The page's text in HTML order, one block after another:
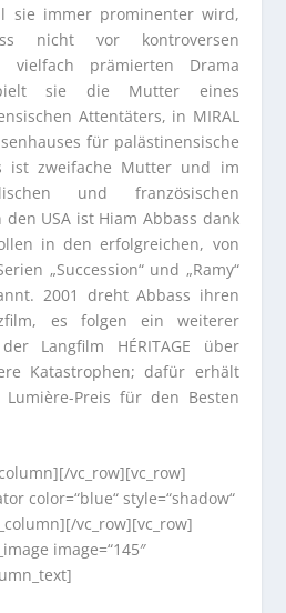
sie immer prominenter wird,
nicht vor kontroversen
vielfach prämierten Drama
sie die Mutter eines
Attentäters, in MIRAL
für palästinensische
ist zweifache Mutter und im
und französischen
USA ist Hiam Abbass dank
in den erfolgreichen, von
„Succession“ und „Ramy“
2001 dreht Abbass ihren
es folgen ein weiterer
Langfilm HÉRITAGE über
Katastrophen; dafür erhält
Preis für den Besten
vc_row][vc_row]
color=“blue“ style=“shadow“
vc_row][vc_row]
image=“145″